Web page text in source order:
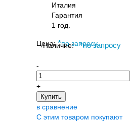
Италия
Гарантия
1 год.
Цена: *по запросу
Наличие: *по запросу
-
+
Купить
в сравнение
С этим товаром покупают